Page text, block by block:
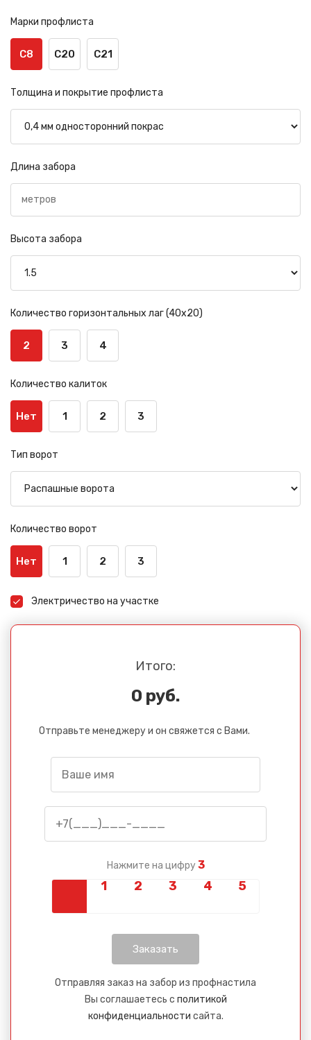
Марки профлиста
С8 С20 С21
Толщина и покрытие профлиста
Длина забора
Высота забора
Количество горизонтальных лаг (40х20)
2 3 4
Количество калиток
Нет 1 2 3
Тип ворот
Количество ворот
Нет 1 2 3
Электричество на участке
Итого:
0 руб.
Отправьте менеджеру и он свяжется с Вами.
Нажмите на цифру 3
Отправляя заказ на забор из профнастила
Вы соглашаетесь с политикой
конфиденциальности сайта.